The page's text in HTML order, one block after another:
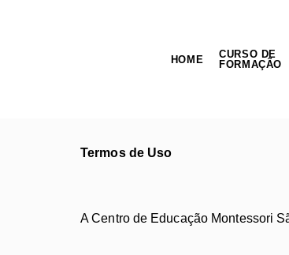
HOME
CURSO DE
FORMAÇÃO
Termos de Uso
A Centro de Educação Montessori